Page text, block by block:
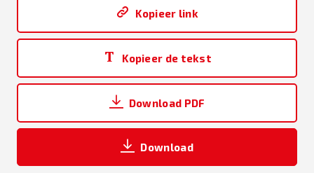
Kopieer link
Kopieer de tekst
Download PDF
Download